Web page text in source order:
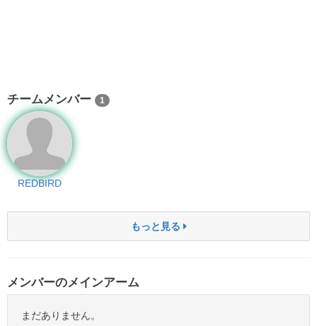
チームメンバー 1
REDBIRD
もっと見る
メンバーのメインアーム
まだありません。